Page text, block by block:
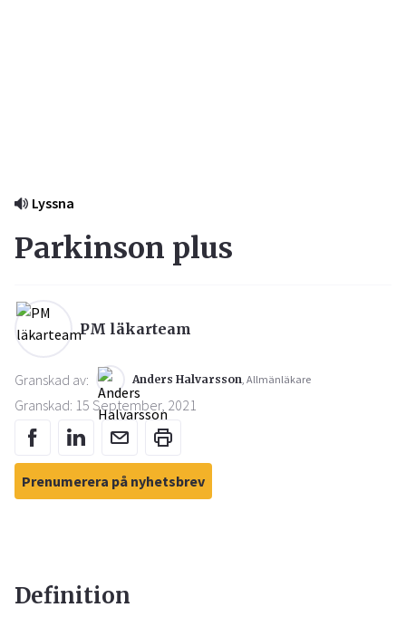
Lyssna
Parkinson plus
PM läkarteam
Granskad av: Anders Halvarsson, Allmänläkare
Granskad: 15 September, 2021
Prenumerera på nyhetsbrev
Definition